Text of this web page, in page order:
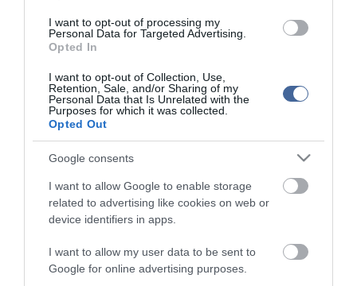
I want to opt-out of processing my
Personal Data for Targeted Advertising.
Opted In
I want to opt-out of Collection, Use,
Retention, Sale, and/or Sharing of my
Personal Data that Is Unrelated with the
Purposes for which it was collected.
Opted Out
Google consents
I want to allow Google to enable storage
related to advertising like cookies on web or
device identifiers in apps.
I want to allow my user data to be sent to
Google for online advertising purposes.
ma.hu legfrissebb hírei:
Izrael nem vonul ki Gázából
18:29
Három érmet szereztek a magyarok a világ egyik
legnagyobb hosszútávú kajak-kenu versenyén, a Sellán
Latorcai Csaba: a KDNP pályázati úton választja ki
delegáltját a Médiatanácsba
Egész héten meleg, napos idő várható
Planetárium jövőjéről
Vegyszeradagolási probléma miatt kórházba került az Igali